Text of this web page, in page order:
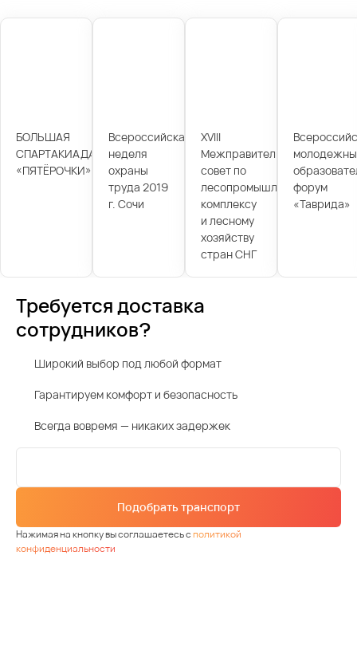
БОЛЬШАЯ
СПАРТАКИАДА
«ПЯТЁРОЧКИ»
Всероссийская
неделя
охраны
труда 2019
г. Сочи
XVIII
Межправительственный
совет по
лесопромышленному
комплексу
и лесному
хозяйству
стран СНГ
форум
«Таврида»
Требуется доставка
сотрудников?
Широкий выбор под любой формат
Гарантируем комфорт и безопасность
Всегда вовремя — никаких задержек
Подобрать транспорт
Нажимая на кнопку вы соглашаетесь сполитикой
конфиденциальности